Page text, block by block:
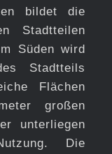
bildet die
Stadtteilen
Süden wird
Stadtteils
Flächen
großen
unterliegen
Die